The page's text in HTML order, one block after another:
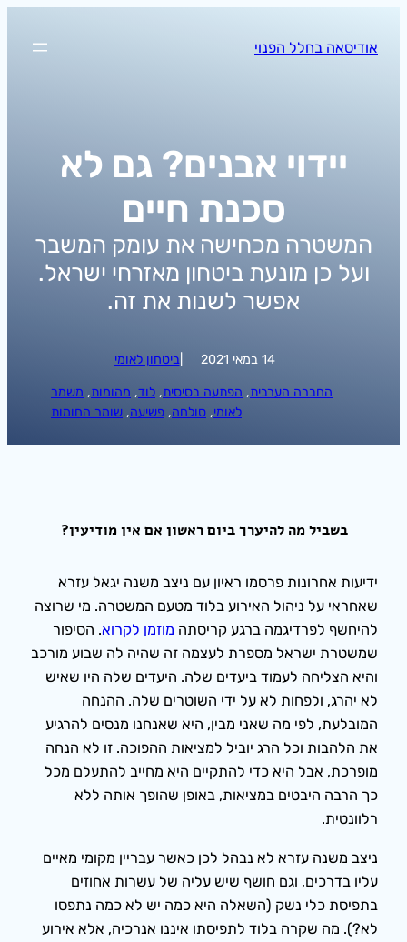
לתוכןאודיסאה בחלל הפנוי
יידוי אבנים? גם לא
סכנת חיים
המשטרה מכחישה את עומק המשבר
ועל כן מונעת ביטחון מאזרחי ישראל.
אפשר לשנות את זה.
14 במאי 2021 |ביטחון לאומי
החברה הערבית, הפתעה בסיסית, לוד, מהומות, משמר
לאומי, סולחה, פשיעה, שומר החומות
בשביל מה להיערך ביום ראשון אם אין מודיעין?
ידיעות אחרונות פרסמו ראיון עם ניצב משנה יגאל עזרא
שאחראי על ניהול האירוע בלוד מטעם המשטרה. מי שרוצה
להיחשף לפרדיגמה ברגע קריסתה מוזמן לקרוא. הסיפור
שמשטרת ישראל מספרת לעצמה זה שהיה לה שבוע מורכב
והיא הצליחה לעמוד ביעדים שלה. היעדים שלה היו שאיש
לא יהרג, ולפחות לא על ידי השוטרים שלה. ההנחה
המובלעת, לפי מה שאני מבין, היא שאנחנו מנסים להרגיע
את הלהבות וכל הרג יוביל למציאות ההפוכה. זו לא הנחה
מופרכת, אבל היא כדי להתקיים היא מחייב להתעלם מכל
כך הרבה היבטים במציאות, באופן שהופך אותה ללא
רלוונטית.
ניצב משנה עזרא לא נבהל לכן כאשר עבריין מקומי מאיים
עליו בדרכים, וגם חושף שיש עליה של עשרות אחוזים
בתפיסת כלי נשק (השאלה היא כמה יש לא כמה נתפסו
לא?). מה שקרה בלוד לתפיסתו איננו אנרכיה, אלא אירוע